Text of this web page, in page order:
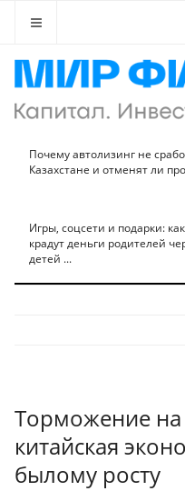
Почему автолизинг не
Казахстане и отменят ли
Игры, соцсети и подарки:
крадут деньги родителей
детей ...
Торможение
китайская
былому росту